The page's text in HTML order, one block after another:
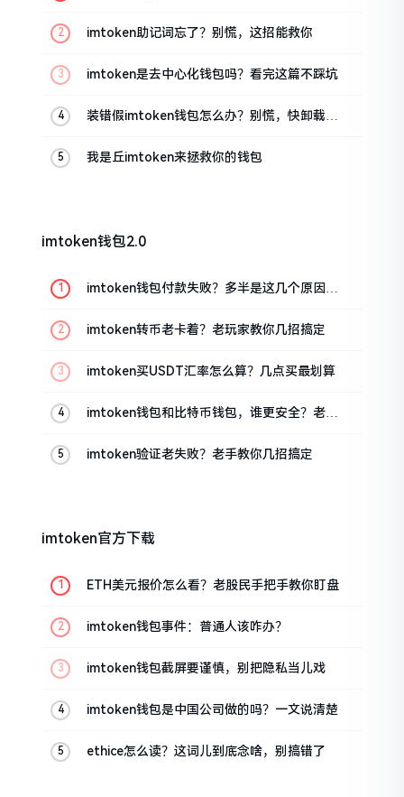
imtoken助记词忘了？别慌，这招能救你
imtoken是去中心化钱包吗？看完这篇不踩坑
装错假imtoken钱包怎么办？别慌，快卸载，
我是丘imtoken来拯救你的钱包
imtoken钱包2.0
imtoken钱包付款失败？多半是这几个原因闹
imtoken转币老卡着？老玩家教你几招搞定
imtoken买USDT汇率怎么算？几点买最划算
imtoken钱包和比特币钱包，谁更安全？老玩
imtoken验证老失败？老手教你几招搞定
imtoken官方下载
ETH美元报价怎么看？老股民手把手教你盯盘
imtoken钱包事件：普通人该咋办？
imtoken钱包截屏要谨慎，别把隐私当儿戏
imtoken钱包是中国公司做的吗？一文说清楚
ethice怎么读？这词儿到底念啥，别搞错了